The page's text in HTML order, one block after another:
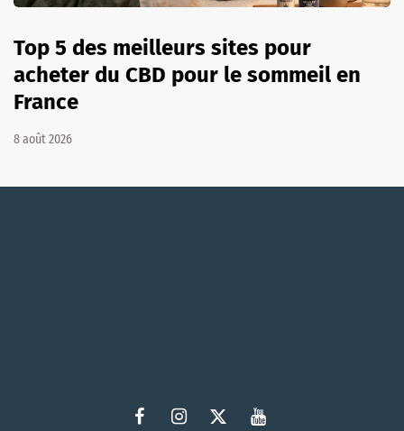
Top 5 des meilleurs sites pour
acheter du CBD pour le sommeil en
France
8 août 2026